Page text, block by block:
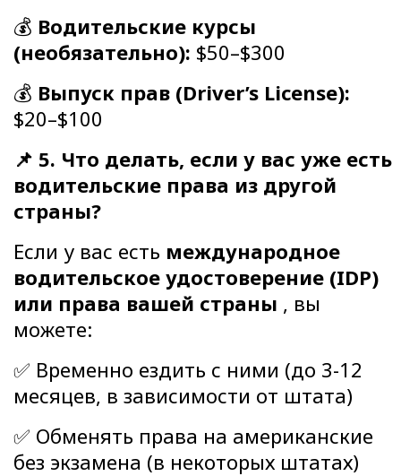
💰 Водительские курсы
(необязательно): $50–$300
💰 Выпуск прав (Driver’s License):
$20–$100
📌 5. Что делать, если у вас уже есть
водительские права из другой
страны?
Если у вас есть международное
водительское удостоверение (IDP)
или права вашей страны , вы
можете:
✅ Временно ездить с ними (до 3-12
месяцев, в зависимости от штата)
✅ Обменять права на американские
без экзамена (в некоторых штатах)